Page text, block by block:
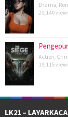
Drama
20,140
Action
19,115
LK21 –